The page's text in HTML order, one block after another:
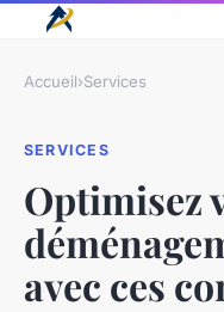
Accueil›Services
SERVICES
Optimisez
avec ces